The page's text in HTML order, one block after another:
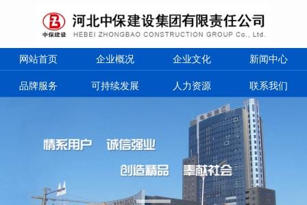
网站首页 企业概况 企业文化 新闻中心
品牌服务 可持续发展 人力资源 联系我们